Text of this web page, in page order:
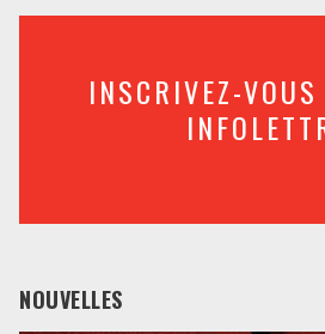
INSCRIVEZ-
NOUVELLES